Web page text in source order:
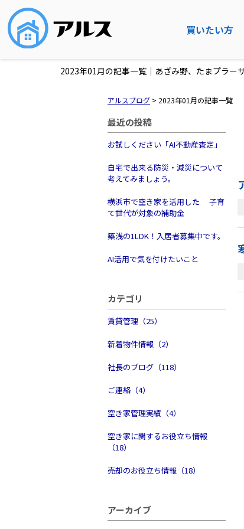
買いたい方
2023年01月の記事一覧｜あざみ野、たまプラー
アルスブログ > 2023年01月の記事一覧
最近の投稿
お試しください「AI不動産査定」
自宅で出来る防災・減災について
考えてみましょう。
横浜市で空き家を活用した 子育
て世代が対象の補助金
築浅の1LDK！入居者募集中です。
AI活用で気を付けたいこと
カテゴリ
賃貸管理（25）
新着物件情報（2）
社長のブログ（118）
ご連絡（4）
空き家管理実績（4）
空き家に関するお役立ち情報
（18）
売却のお役立ち情報（18）
アーカイブ